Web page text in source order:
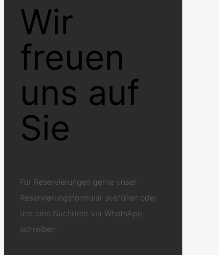
Wir
freuen
uns auf
Sie
Für Reservierungen gerne unser
Reservierungsformular ausfüllen oder
uns eine Nachricht via WhatsApp
schreiben.